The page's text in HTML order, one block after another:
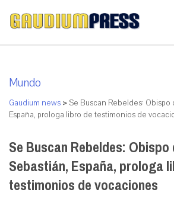
Mundo
Gaudium news >Se Buscan Rebeldes: Obispo
España, prologa libro de testimonios de
Se Buscan Rebeldes: Obispo
Sebastián, España, prologa
testimonios de vocaciones